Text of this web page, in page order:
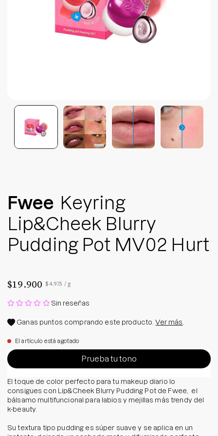
Protector Solar en Barra No.1
Parche para granitos
Fwee Keyring
Lip&Cheek Blurry
Pudding Pot MV02 Hurt
$19.900 Precio por unidad
$4.975 /por
g
Sin reseñas
Ganas puntos comprando este producto.Ver más
El artículo está agotado
Prueba tu tono
El toque de color perfecto para tu makeup diario lo
consigues con Lip&Cheek Blurry Pudding Pot de Fwee, el
bálsamo multifuncional para labios y mejillas más trendy del
k-beauty.
Su textura tipo pudding es súper suave y se aplica en un